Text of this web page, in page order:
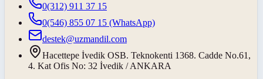
0(312) 911 37 15
0(546) 855 07 15 (WhatsApp)
destek@uzmandil.com
Hacettepe İvedik OSB. Teknokenti 1368. Cadde No.61,
4. Kat Ofis No: 32 İvedik / ANKARA